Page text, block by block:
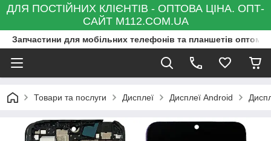
ДЛЯ ПОСТІЙНИХ КЛІЄНТІВ - ОПТОВА ЦІНА. ОПТ-
САЙТ M112.COM.UA
Запчастини для мобільних телефонів та планшетів оптом
Товари та послуги Дисплеї Дисплеї Android